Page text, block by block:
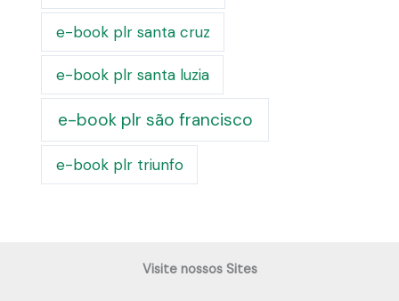
e-book plr santa cruz
e-book plr santa luzia
e-book plr são francisco
e-book plr triunfo
Visite nossos Sites